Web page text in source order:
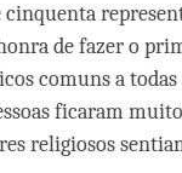
de fazer o
comuns a
ficaram
religiosos